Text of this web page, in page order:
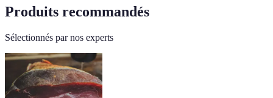
Produits recommandés
Sélectionnés par nos experts